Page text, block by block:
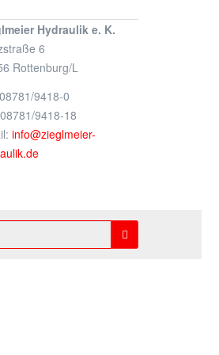
Hydraulik e. K.
6
Rottenburg/L
9418-0
9418-18
info@zieglmeier-